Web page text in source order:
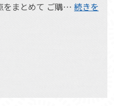
をまとめて ご購… 続きを